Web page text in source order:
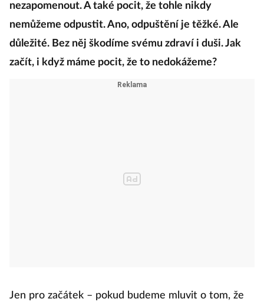
nezapomenout. A také pocit, že tohle nikdy
nemůžeme odpustit. Ano, odpuštění je těžké. Ale
důležité. Bez něj škodíme svému zdraví i duši. Jak
začít, i když máme pocit, že to nedokážeme?
Jen pro začátek – pokud budeme mluvit o tom, že